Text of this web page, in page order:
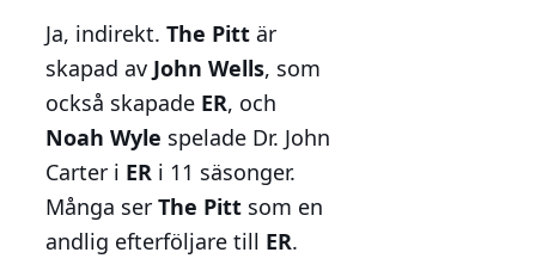
Ja, indirekt. The Pitt är
skapad av John Wells, som
också skapade ER, och
Noah Wyle spelade Dr. John
Carter i ER i 11 säsonger.
Många ser The Pitt som en
andlig efterföljare till ER.